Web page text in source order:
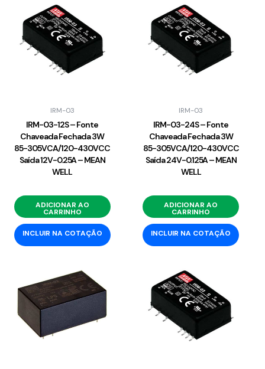
IRM-03
IRM-03-12S – Fonte
Chaveada Fechada 3W
85-305VCA/120-430VCC
Saída 12V-0.25A – MEAN
WELL
ADICIONAR AO
CARRINHO
INCLUIR NA COTAÇÃO
IRM-03
IRM-03-24S – Fonte
Chaveada Fechada 3W
85-305VCA/120-430VCC
Saída 24V-0.125A – MEAN
WELL
ADICIONAR AO
CARRINHO
INCLUIR NA COTAÇÃO